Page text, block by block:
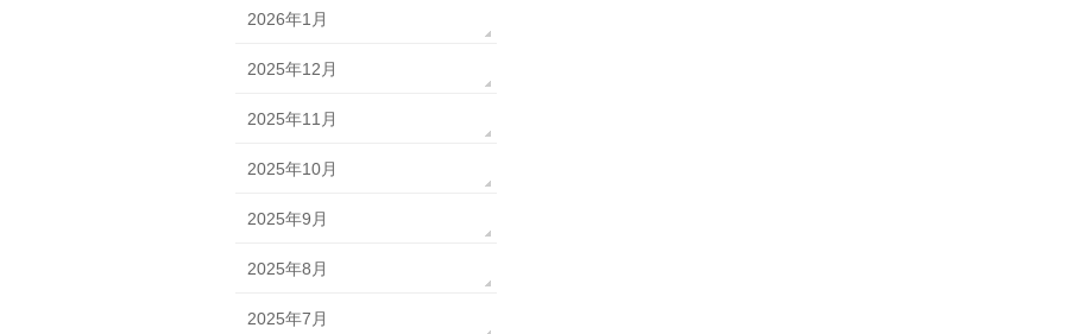
2026年1月
2025年12月
2025年11月
2025年10月
2025年9月
2025年8月
2025年7月